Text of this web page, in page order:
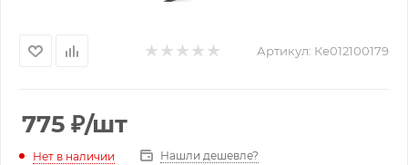
Артикул: Ке012100179
775 ₽/шт
Нет в наличии Нашли дешевле?